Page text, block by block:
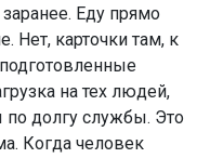
Еду прямо
Нет, карточки там, к
на тех людей,
по долгу службы. Это
Когда человек